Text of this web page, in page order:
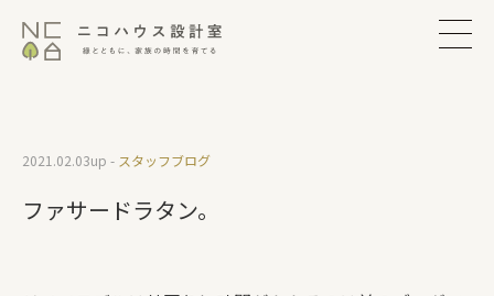
ファサードラタン。
2021.02.03up - スタッフブログ